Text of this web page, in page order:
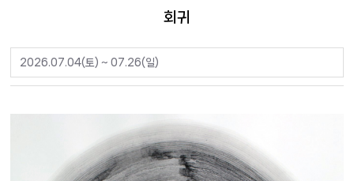
회귀
2026.07.04(토) ~ 07.26(일)